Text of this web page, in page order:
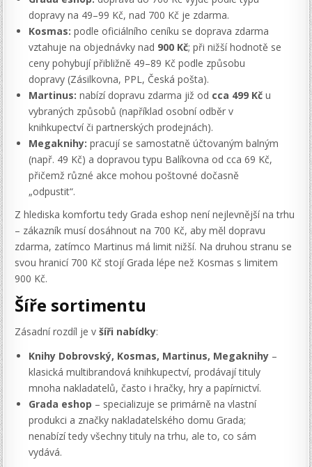
dopravy na 49–99 Kč, nad 700 Kč je zdarma.
Kosmas: podle oficiálního ceníku se doprava zdarma
vztahuje na objednávky nad 900 Kč; při nižší hodnotě se
ceny pohybují přibližně 49–89 Kč podle způsobu
dopravy (Zásilkovna, PPL, Česká pošta).
Martinus: nabízí dopravu zdarma již od cca 499 Kč u
vybraných způsobů (například osobní odběr v
knihkupectví či partnerských prodejnách).
Megaknihy: pracují se samostatně účtovaným balným
(např. 49 Kč) a dopravou typu Balíkovna od cca 69 Kč,
přičemž různé akce mohou poštovné dočasně
„odpustit“.
Z hlediska komfortu tedy Grada eshop není nejlevnější na trhu
– zákazník musí dosáhnout na 700 Kč, aby měl dopravu
zdarma, zatímco Martinus má limit nižší. Na druhou stranu se
svou hranicí 700 Kč stojí Grada lépe než Kosmas s limitem
900 Kč.
Šíře sortimentu
Zásadní rozdíl je všíři nabídky:
Knihy Dobrovský, Kosmas, Martinus, Megaknihy –
klasická multibrandová knihkupectví, prodávají tituly
mnoha nakladatelů, často i hračky, hry a papírnictví.
Grada eshop – specializuje se primárně na vlastní
produkci a značky nakladatelského domu Grada;
nenabízí tedy všechny tituly na trhu, ale to, co sám
vydává.